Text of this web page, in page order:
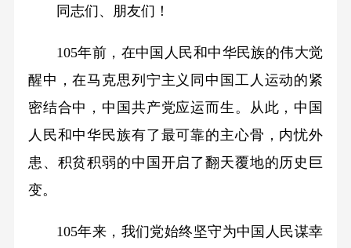
同志们、朋友们！
105年前，在中国人民和中华民族的伟大觉
醒中，在马克思列宁主义同中国工人运动的紧
密结合中，中国共产党应运而生。从此，中国
人民和中华民族有了最可靠的主心骨，内忧外
患、积贫积弱的中国开启了翻天覆地的历史巨
变。
105年来，我们党始终坚守为中国人民谋幸